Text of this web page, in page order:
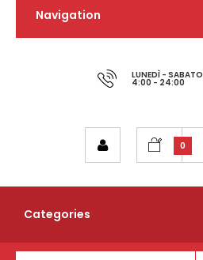
Navigation
LUNEDÌ - SABATO
4:00 - 24:00
0
Categories